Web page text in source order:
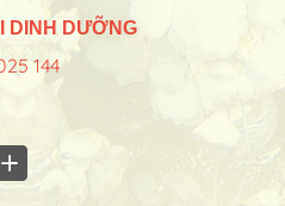
DINH DƯỠNG
144